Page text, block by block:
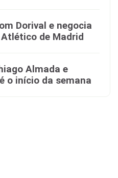
Dorival e negocia
de Madrid
Almada e
o início da semana